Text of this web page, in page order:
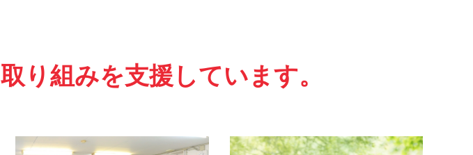
取り組みを支援しています。